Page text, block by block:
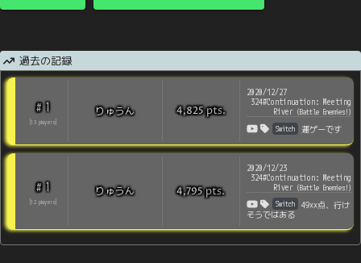
過去の記録
# 1
13 players
りゅうん 4,825pts.
2020/12/27
324#Continuation: Meeting
River (Battle Enemies!)
Switch
運ゲーです
# 1
12 players
りゅうん 4,795pts.
2020/12/23
324#Continuation: Meeting
River (Battle Enemies!)
Switch
49××点、行け
そうではある